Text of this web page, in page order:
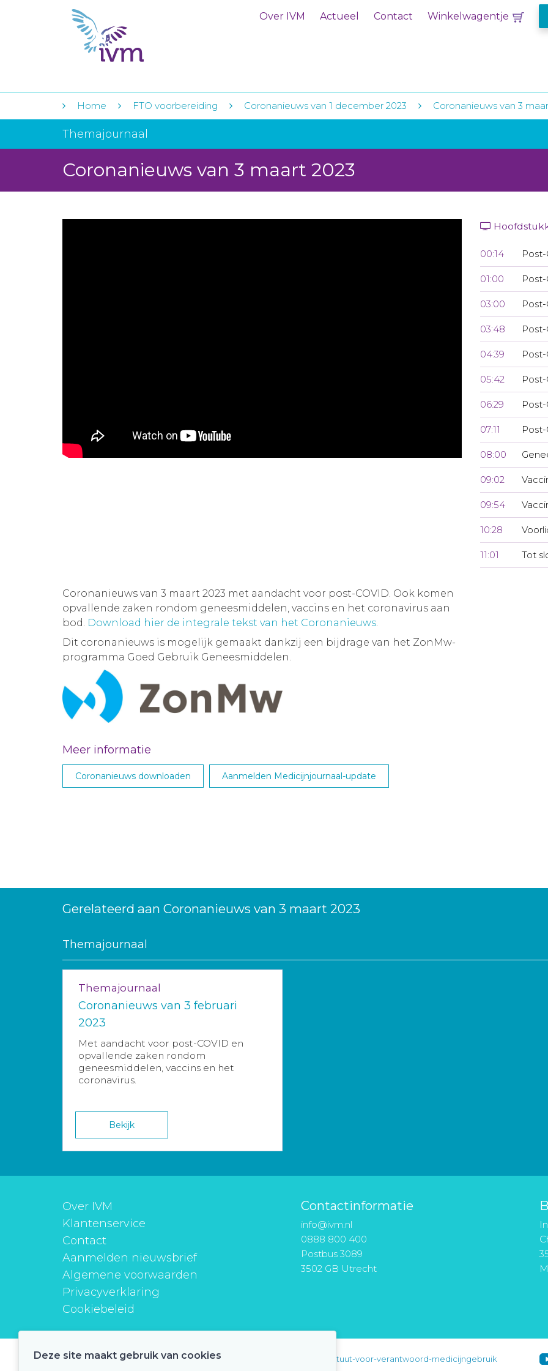
Over IVM Actueel Contact Winkelwagentje
Home FTO voorbereiding Coronanieuws van 1 december 2023 Coronanieuws van 3
Themajournaal
Coronanieuws van 3 maart 2023
00:14
01:00
03:00
03:48
04:39
05:42
06:29
07:11
08:00
09:02
09:54
10:28
11:01 Tot
Coronanieuws van 3 maart 2023 met aandacht voor post-COVID. Ook komen
opvallende zaken rondom geneesmiddelen, vaccins en het coronavirus aan
bod. Download hier de integrale tekst van het Coronanieuws.
Dit coronanieuws is mogelijk gemaakt dankzij een bijdrage van het ZonMw-
programma Goed Gebruik Geneesmiddelen.
Meer informatie
Coronanieuws downloaden Aanmelden Medicijnjournaal-update
Gerelateerd aan Coronanieuws van 3 maart 2023
Themajournaal
Themajournaal
Coronanieuws van 3 februari
2023
Met aandacht voor post-COVID en
opvallende zaken rondom
geneesmiddelen, vaccins en het
coronavirus.
Bekijk
Over IVM
Klantenservice
Contact
Aanmelden nieuwsbrief
Algemene voorwaarden
Privacyverklaring
Cookiebeleid
Contactinformatie
info@ivm.nl
0888 800 400
Postbus 3089
3502 GB Utrecht
instituutverantwoordmedicijngebruik instituut-voor-verantwoord-medicijngebruik
Deze site maakt gebruik van cookies